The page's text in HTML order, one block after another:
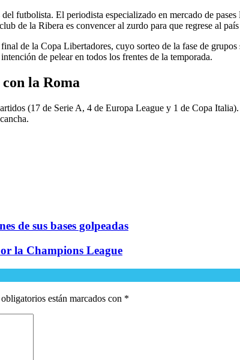
futbolista. El periodista especializado en mercado de
de la Ribera es convencer al zurdo para que regrese al
de la Copa Libertadores, cuyo sorteo de la fase de
de pelear en todos los frentes de la temporada.
la Roma
(17 de Serie A, 4 de Europa League y 1 de Copa
de sus bases golpeadas
la Champions League
están marcados con *